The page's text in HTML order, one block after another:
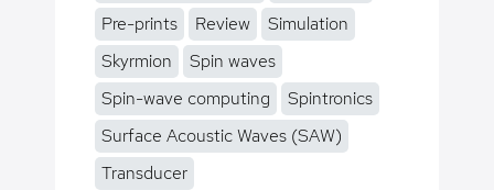
Pre-prints
Review
Simulation
Skyrmion
Spin waves
Spin-wave computing
Spintronics
Surface Acoustic Waves (SAW)
Transducer